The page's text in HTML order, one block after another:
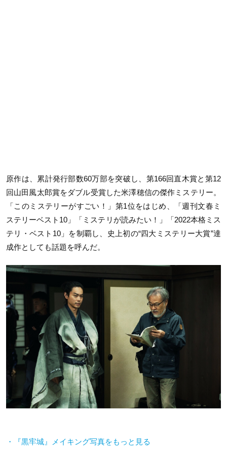
原作は、累計発行部数60万部を突破し、第166回直木賞と第12
回山田風太郎賞をダブル受賞した米澤穂信の傑作ミステリー。
「このミステリーがすごい！」第1位をはじめ、「週刊文春ミ
ステリーベスト10」「ミステリが読みたい！」「2022本格ミス
テリ・ベスト10」を制覇し、史上初の“四大ミステリー大賞”達
成作としても話題を呼んだ。
・『黒牢城』メイキング写真をもっと見る